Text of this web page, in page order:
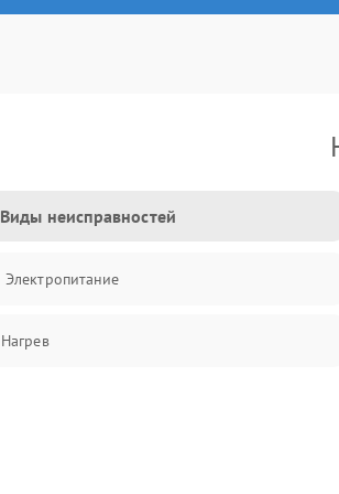
Виды неисправностей
Электропитание
Нагрев